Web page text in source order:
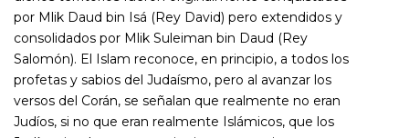
por Mlik Daud bin Isá (Rey David) pero extendidos y
consolidados por Mlik Suleiman bin Daud (Rey
Salomón). El Islam reconoce, en principio, a todos los
profetas y sabios del Judaísmo, pero al avanzar los
versos del Corán, se señalan que realmente no eran
Judíos, si no que eran realmente Islámicos, que los